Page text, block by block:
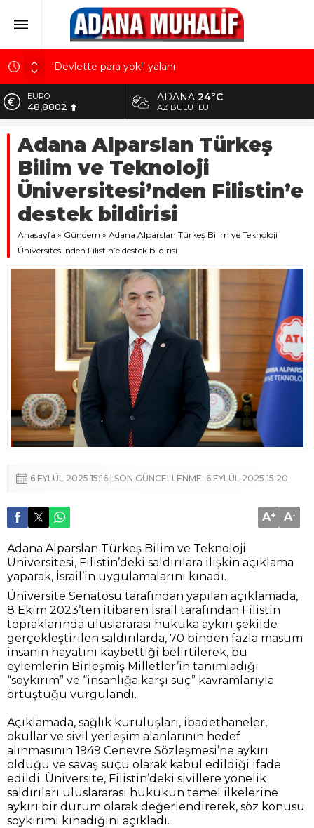
‘Devlette para yok!’ yalanı
Kuru meyve sektörü 2 milyar dolar ihracat hedefi
için Ankara’dan destek istedi
Mobilya ihracatında Avrupa ivmesi
Göz için “Akıllı Mercek” herkes için uygun mu?
Devletin iki bilançosu: Görünen bütçe, bütçe dışı
riskler ve hazineyi bekleyen yük
ALTIN
5.629,56
10.824,63
DOLAR
42,2340
48,8802
ADANA24°C
AZ BULUTLU
Adana Alparslan Türkeş
Bilim ve Teknoloji
Üniversitesi’nden Filistin’e
destek bildirisi
Anasayfa » Gündem » Adana Alparslan Türkeş Bilim ve Teknoloji
Üniversitesi’nden Filistin’e destek bildirisi
6 EYLÜL 2025 15:16 | SON GÜNCELLENME: 6 EYLÜL 2025 15:20
A+ A-
Adana Alparslan Türkeş Bilim ve Teknoloji
Üniversitesi, Filistin’deki saldırılara ilişkin açıklama
yaparak, İsrail’in uygulamalarını kınadı.
Üniversite Senatosu tarafından yapılan açıklamada,
8 Ekim 2023’ten itibaren İsrail tarafından Filistin
topraklarında uluslararası hukuka aykırı şekilde
gerçekleştirilen saldırılarda, 70 binden fazla masum
insanın hayatını kaybettiği belirtilerek, bu
eylemlerin Birleşmiş Milletler’in tanımladığı
“soykırım” ve “insanlığa karşı suç” kavramlarıyla
örtüştüğü vurgulandı.
Açıklamada, sağlık kuruluşları, ibadethaneler,
okullar ve sivil yerleşim alanlarının hedef
alınmasının 1949 Cenevre Sözleşmesi’ne aykırı
olduğu ve savaş suçu olarak kabul edildiği ifade
edildi. Üniversite, Filistin’deki sivillere yönelik
saldırıları uluslararası hukukun temel ilkelerine
aykırı bir durum olarak değerlendirerek, söz konusu
soykırımı kınadığını açıkladı.